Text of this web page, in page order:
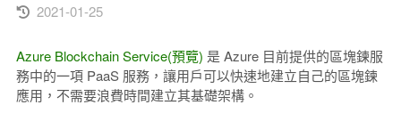
2021-01-25
Azure Blockchain Service(預覽) 是 Azure 目前提供的區塊鍊服
務中的一項 PaaS 服務，讓用戶可以快速地建立自己的區塊鍊
應用，不需要浪費時間建立其基礎架構。